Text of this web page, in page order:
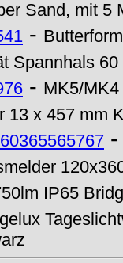
Sand, mit 5
-
Spannhals 60
- MK5/
13 x 457 mm
-
IP65